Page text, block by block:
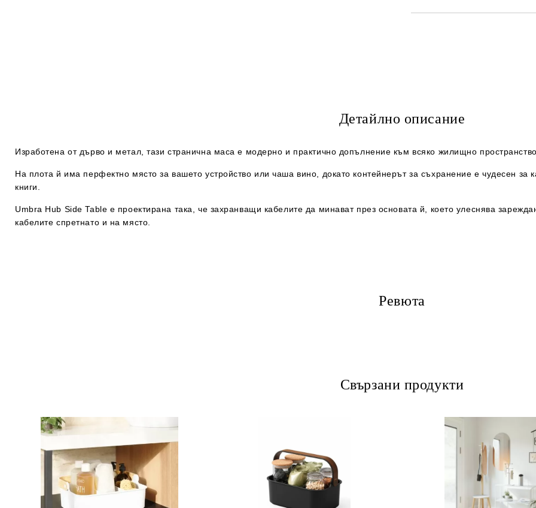
Детайлно описание
Изработена от дърво и метал, тази странична маса е модерно и практично допълнение към всяко жилищно
На плота й има перфектно място за вашето устройство или чаша вино, докато контейнерът за съхранение е чудесен
книги.
Umbra Hub Side Table е проектирана така, че захранващи кабелите да минават през основата й, което улеснява
кабелите спретнато и на място.
Ревюта
Свързани продукти